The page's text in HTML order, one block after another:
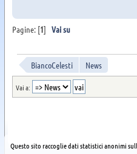
Pagine: [1] Vai su
BiancoCelesti News
Vai a:
Questo sito raccoglie dati statistici anonimi